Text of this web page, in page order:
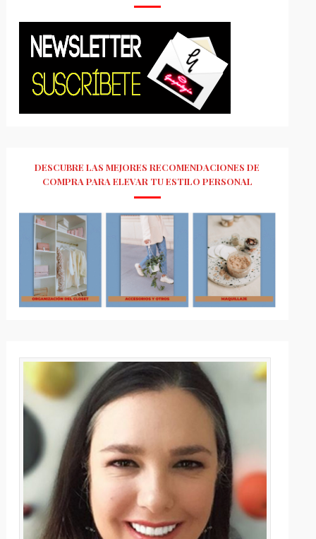
DESCUBRE LAS MEJORES RECOMENDACIONES DE
COMPRA PARA ELEVAR TU ESTILO PERSONAL